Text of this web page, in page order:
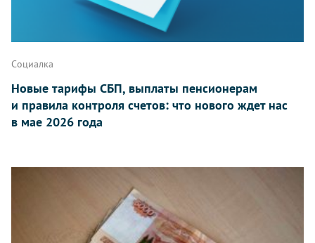
Социалка
Новые тарифы СБП, выплаты пенсионерам
и правила контроля счетов: что нового ждет нас
в мае 2026 года